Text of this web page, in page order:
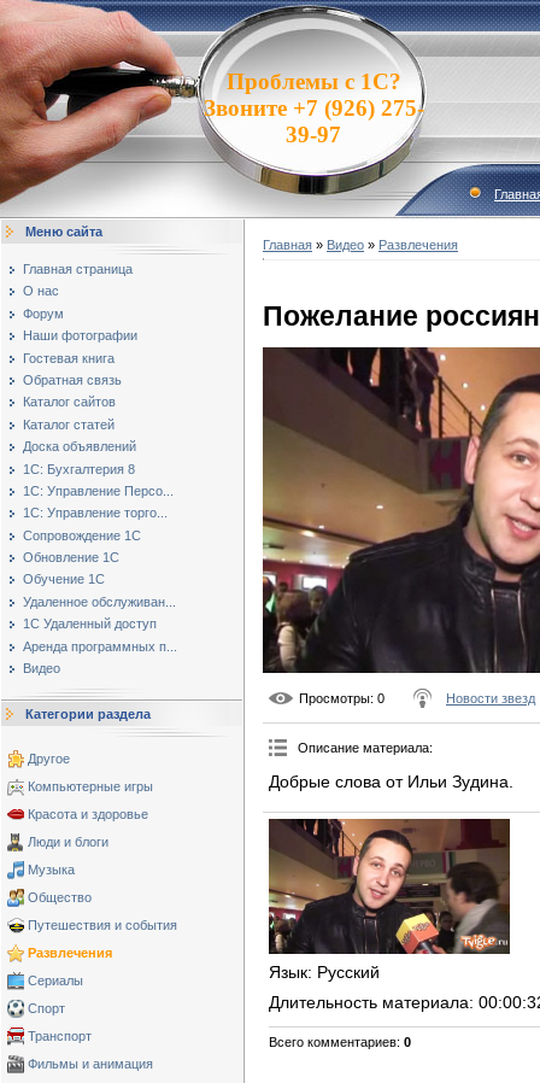
Проблемы с 1С?
Звоните +7 (926) 275-
39-97
Меню сайта
Главная страница
О нас
Форум
Наши фотографии
Гостевая книга
Обратная связь
Каталог сайтов
Каталог статей
Доска объявлений
1С: Бухгалтерия 8
1С: Управление Персо...
1С: Управление торго...
Сопровождение 1С
Обновление 1С
Обучение 1С
Удаленное обслуживан...
1С Удаленный доступ
Аренда программных п...
Видео
Категории раздела
Другое
Компьютерные игры
Красота и здоровье
Люди и блоги
Музыка
Общество
Путешествия и события
Развлечения
Сериалы
Спорт
Транспорт
Фильмы и анимация
Главная » Видео » Развлечения
Пожелание
Просмотры: 0 Новости звезд
Описание материала:
Добрые слова от Ильи Зудина.
Язык: Русский
Длительность материала:
Всего комментариев: 0